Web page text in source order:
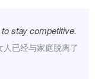
stay competitive.
已经与家庭脱离了